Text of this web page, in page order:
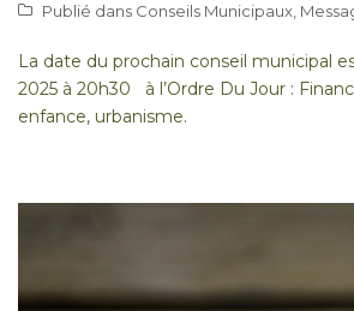
Publié dans Conseils Municipaux
La date du prochain conseil municipal
2025 à 20h30 à l’Ordre Du Jour :
enfance, urbanisme.